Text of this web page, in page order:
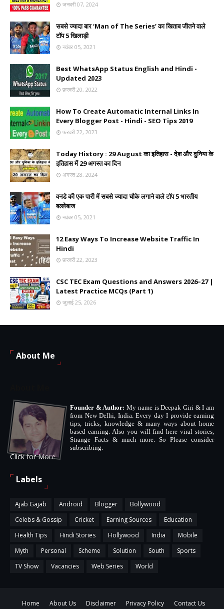
जनवरी 07, 2024
सबसे ज्यादा बार ‘Man of The Series’ का खिताब जीतने वाले
टॉप 5 खिलाड़ी
नवंबर 05, 2021
Best WhatsApp Status English and Hindi -
Updated 2023
फ़रवरी 20, 2022
How To Create Automatic Internal Links In
Every Blogger Post - Hindi - SEO Tips 2019
फ़रवरी 22, 2023
Today History : 29 August का इतिहास - देश और दुनिया के
इतिहास में 29 अगस्त का दिन
अगस्त 28, 2024
वनडे की एक पारी में सबसे ज्यादा चौके लगाने वाले टॉप 5 भारतीय
बल्लेबाज
नवंबर 05, 2021
12 Easy Ways To Increase Website Traffic In
Hindi
फ़रवरी 22, 2023
CSC TEC Exam Questions and Answers 2026–27 |
Latest Practice MCQs (Part 1)
जुलाई 25, 2026
About Me
Founder & Author: My name is Deepak Giri & I am
from New Delhi, India. Every day I provide earning
tips, tricks, knowledge & many ways about home
based earning. Also you will find here viral stories,
Strange Facts & much more. So Please consider
subscribing.
Click for More
Labels
Ajab Gajab Android Blogger
Bollywood
Celebs & Gossip
Cricket Earning Sources
Education
Health Tips
Hindi Stories Hollywood India
Mobile
Myth
Personal Scheme Solution South
Sports
TV Show
Vacancies Web Series World
Home About Us Disclaimer Privacy Policy Contact Us